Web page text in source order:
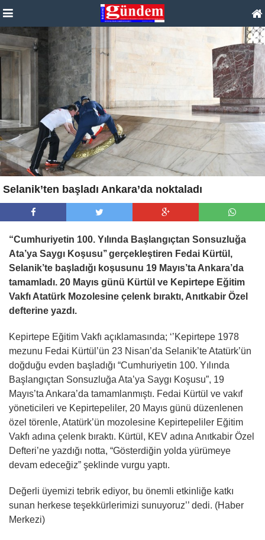
Selanik’ten başladı Ankara’da noktaladı
“Cumhuriyetin 100. Yılında Başlangıçtan Sonsuzluğa
Ata’ya Saygı Koşusu’’ gerçekleştiren Fedai Kürtül,
Selanik’te başladığı koşusunu 19 Mayıs’ta Ankara’da
tamamladı. 20 Mayıs günü Kürtül ve Kepirtepe Eğitim
Vakfı Atatürk Mozolesine çelenk bıraktı, Anıtkabir Özel
defterine yazdı.
Kepirtepe Eğitim Vakfı açıklamasında; ‘’Kepirtepe 1978
mezunu Fedai Kürtül’ün 23 Nisan’da Selanik’te Atatürk’ün
doğduğu evden başladığı “Cumhuriyetin 100. Yılında
Başlangıçtan Sonsuzluğa Ata’ya Saygı Koşusu”, 19
Mayıs’ta Ankara’da tamamlanmıştı. Fedai Kürtül ve vakıf
yöneticileri ve Kepirtepeliler, 20 Mayıs günü düzenlenen
özel törenle, Atatürk’ün mozolesine Kepirtepeliler Eğitim
Vakfı adına çelenk bıraktı. Kürtül, KEV adına Anıtkabir Özel
Defteri’ne yazdığı notta, “Gösterdiğin yolda yürümeye
devam edeceğiz” şeklinde vurgu yaptı.
Değerli üyemizi tebrik ediyor, bu önemli etkinliğe katkı
sunan herkese teşekkürlerimizi sunuyoruz’’ dedi. (Haber
Merkezi)